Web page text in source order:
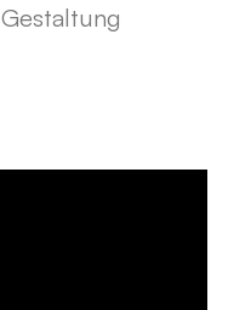
Gestaltung